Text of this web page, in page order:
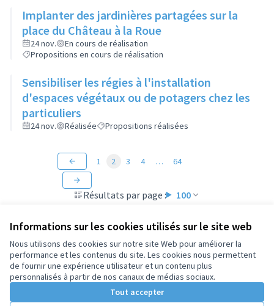
Informations sur les cookies utilisés sur le site web
Nous utilisons des cookies sur notre site Web pour améliorer la
performance et les contenus du site. Les cookies nous permettent
de fournir une expérience utilisateur et un contenu plus
personnalisés à partir de nos canaux de médias sociaux.
Tout accepter
Implanter des jardinières partagées sur la
place du Château à la Roue
24 nov.
En cours de réalisation
Propositions en cours de réalisation
Sensibiliser les régies à l'installation
d'espaces végétaux ou de potagers chez les
particuliers
24 nov. Réalisée Propositions réalisées
Résultats par page : 100
1 2 3 4 … 64
Conditions d'utilisation
Paramètres des cookies